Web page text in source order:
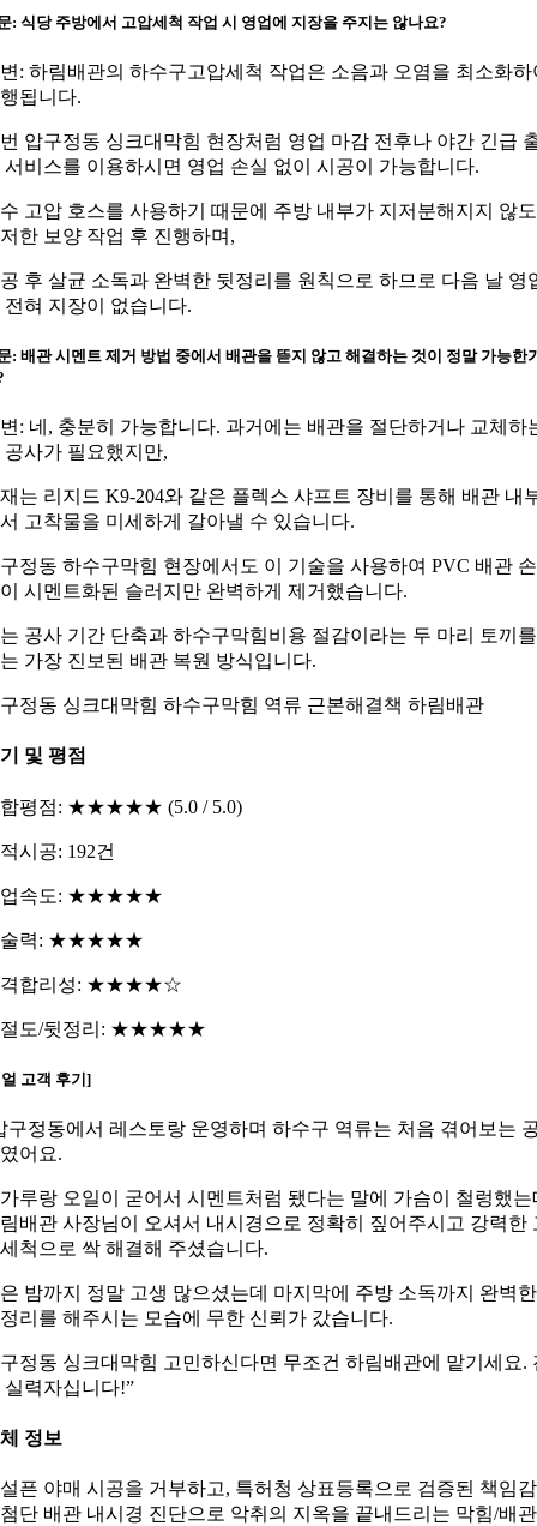
: 식당 주방에서 고압세척 작업 시 영업에 지장을 주지는 않나요?
: 하림배관의 하수구고압세척 작업은 소음과 오염을 최소화하
됩니다.
압구정동 싱크대막힘 현장처럼 영업 마감 전후나 야간 긴급
서비스를 이용하시면 영업 손실 없이 시공이 가능합니다.
고압 호스를 사용하기 때문에 주방 내부가 지저분해지지 않
한 보양 작업 후 진행하며,
후 살균 소독과 완벽한 뒷정리를 원칙으로 하므로 다음 날 영
전혀 지장이 없습니다.
: 배관 시멘트 제거 방법 중에서 배관을 뜯지 않고 해결하는 것이 정말 가능한
: 네, 충분히 가능합니다. 과거에는 배관을 절단하거나 교체하
공사가 필요했지만,
는 리지드 K9-204와 같은 플렉스 샤프트 장비를 통해 배관 내
고착물을 미세하게 갈아낼 수 있습니다.
정동 하수구막힘 현장에서도 이 기술을 사용하여 PVC 배관
시멘트화된 슬러지만 완벽하게 제거했습니다.
공사 기간 단축과 하수구막힘비용 절감이라는 두 마리 토끼를
가장 진보된 배관 복원 방식입니다.
정동 싱크대막힘 하수구막힘 역류 근본해결책 하림배관
및 평점
평점: ★★★★★ (5.0 / 5.0)
시공: 192건
업속도: ★★★★★
술력: ★★★★★
격합리성: ★★★★☆
절도/뒷정리: ★★★★★
고객 후기]
구정동에서 레스토랑 운영하며 하수구 역류는 처음 겪어보는
어요.
루랑 오일이 굳어서 시멘트처럼 됐다는 말에 가슴이 철렁했는
배관 사장님이 오셔서 내시경으로 정확히 짚어주시고 강력한
척으로 싹 해결해 주셨습니다.
밤까지 정말 고생 많으셨는데 마지막에 주방 소독까지 완벽한
리를 해주시는 모습에 무한 신뢰가 갔습니다.
정동 싱크대막힘 고민하신다면 무조건 하림배관에 맡기세요.
실력자십니다!”
정보
픈 야매 시공을 거부하고, 특허청 상표등록으로 검증된 책임
단 배관 내시경 진단으로 악취의 지옥을 끝내드리는 막힘/배관